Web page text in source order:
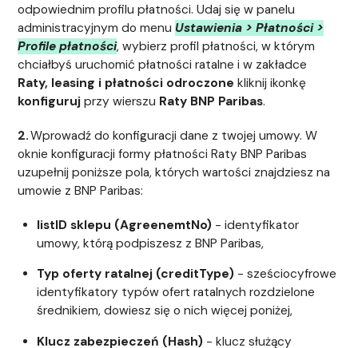
odpowiednim profilu płatności. Udaj się w panelu
administracyjnym do menu Ustawienia > Płatności >
Profile płatności, wybierz profil płatności, w którym
chciałbyś uruchomić płatności ratalne i w zakładce
Raty, leasing i płatności odroczone kliknij ikonkę
konfiguruj przy wierszu Raty BNP Paribas.
2.Wprowadź do konfiguracji dane z twojej umowy. W
oknie konfiguracji formy płatności Raty BNP Paribas
uzupełnij poniższe pola, których wartości znajdziesz na
umowie z BNP Paribas:
listID sklepu (AgreenemtNo)- identyfikator
umowy, którą podpiszesz z BNP Paribas,
Typ oferty ratalnej (creditType)- sześciocyfrowe
identyfikatory typów ofert ratalnych rozdzielone
średnikiem, dowiesz się o nich więcej poniżej,
Klucz zabezpieczeń (Hash)- klucz służący